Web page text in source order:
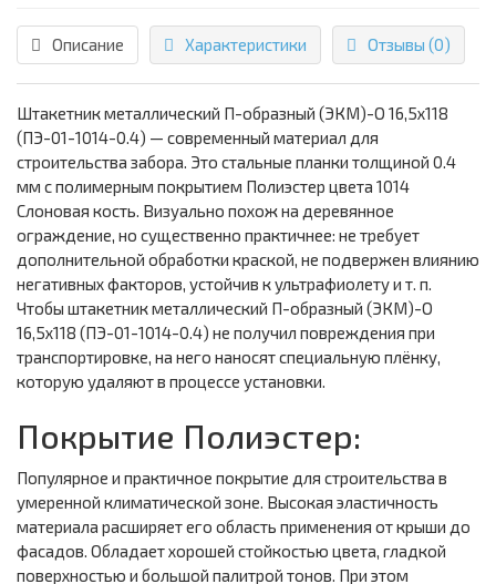
Описание Характеристики Отзывы (0)
Штакетник металлический П-образный (ЭКМ)-O 16,5х118
(ПЭ-01-1014-0.4) — современный материал для
строительства забора. Это стальные планки толщиной 0.4
мм с полимерным покрытием Полиэстер цвета 1014
Слоновая кость. Визуально похож на деревянное
ограждение, но существенно практичнее: не требует
дополнительной обработки краской, не подвержен влиянию
негативных факторов, устойчив к ультрафиолету и т. п.
Чтобы штакетник металлический П-образный (ЭКМ)-O
16,5х118 (ПЭ-01-1014-0.4) не получил повреждения при
транспортировке, на него наносят специальную плёнку,
которую удаляют в процессе установки.
Покрытие Полиэстер:
Популярное и практичное покрытие для строительства в
умеренной климатической зоне. Высокая эластичность
материала расширяет его область применения от крыши до
фасадов. Обладает хорошей стойкостью цвета, гладкой
поверхностью и большой палитрой тонов. При этом